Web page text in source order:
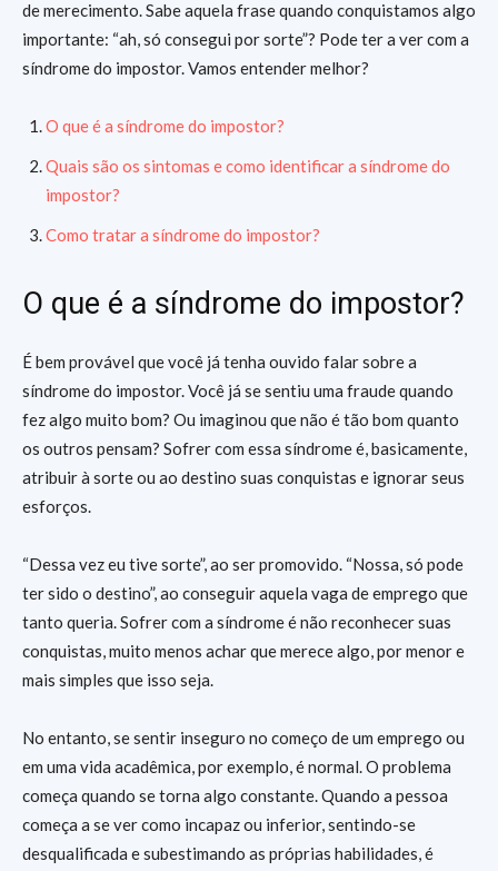
de merecimento. Sabe aquela frase quando conquistamos algo
importante: “ah, só consegui por sorte”? Pode ter a ver com a
síndrome do impostor. Vamos entender melhor?
O que é a síndrome do impostor?
Quais são os sintomas e como identificar a síndrome do
impostor?
Como tratar a síndrome do impostor?
O que é a síndrome do impostor?
É bem provável que você já tenha ouvido falar sobre a
síndrome do impostor. Você já se sentiu uma fraude quando
fez algo muito bom? Ou imaginou que não é tão bom quanto
os outros pensam? Sofrer com essa síndrome é, basicamente,
atribuir à sorte ou ao destino suas conquistas e ignorar seus
esforços.
“Dessa vez eu tive sorte”, ao ser promovido. “Nossa, só pode
ter sido o destino”, ao conseguir aquela vaga de emprego que
tanto queria. Sofrer com a síndrome é não reconhecer suas
conquistas, muito menos achar que merece algo, por menor e
mais simples que isso seja.
No entanto, se sentir inseguro no começo de um emprego ou
em uma vida acadêmica, por exemplo, é normal. O problema
começa quando se torna algo constante. Quando a pessoa
começa a se ver como incapaz ou inferior, sentindo-se
desqualificada e subestimando as próprias habilidades, é